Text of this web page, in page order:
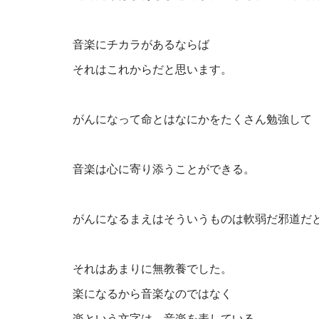
音楽にチカラがあるならば
それはこれからだと思います。
がんになって命とはなにかをたくさん勉強して
音楽は心に寄り添うことができる。
がんになるまえはそういうものは軟弱だ邪道だ
それはあまりに無教養でした。
楽になるから音楽なのではなく